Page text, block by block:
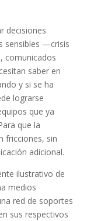
decisiones
sensibles —crisis
comunicados
saber en
y si se ha
lograrse
que ya
que la
fricciones, sin
adicional.
ilustrativo de
medios
red de soportes
sus respectivos